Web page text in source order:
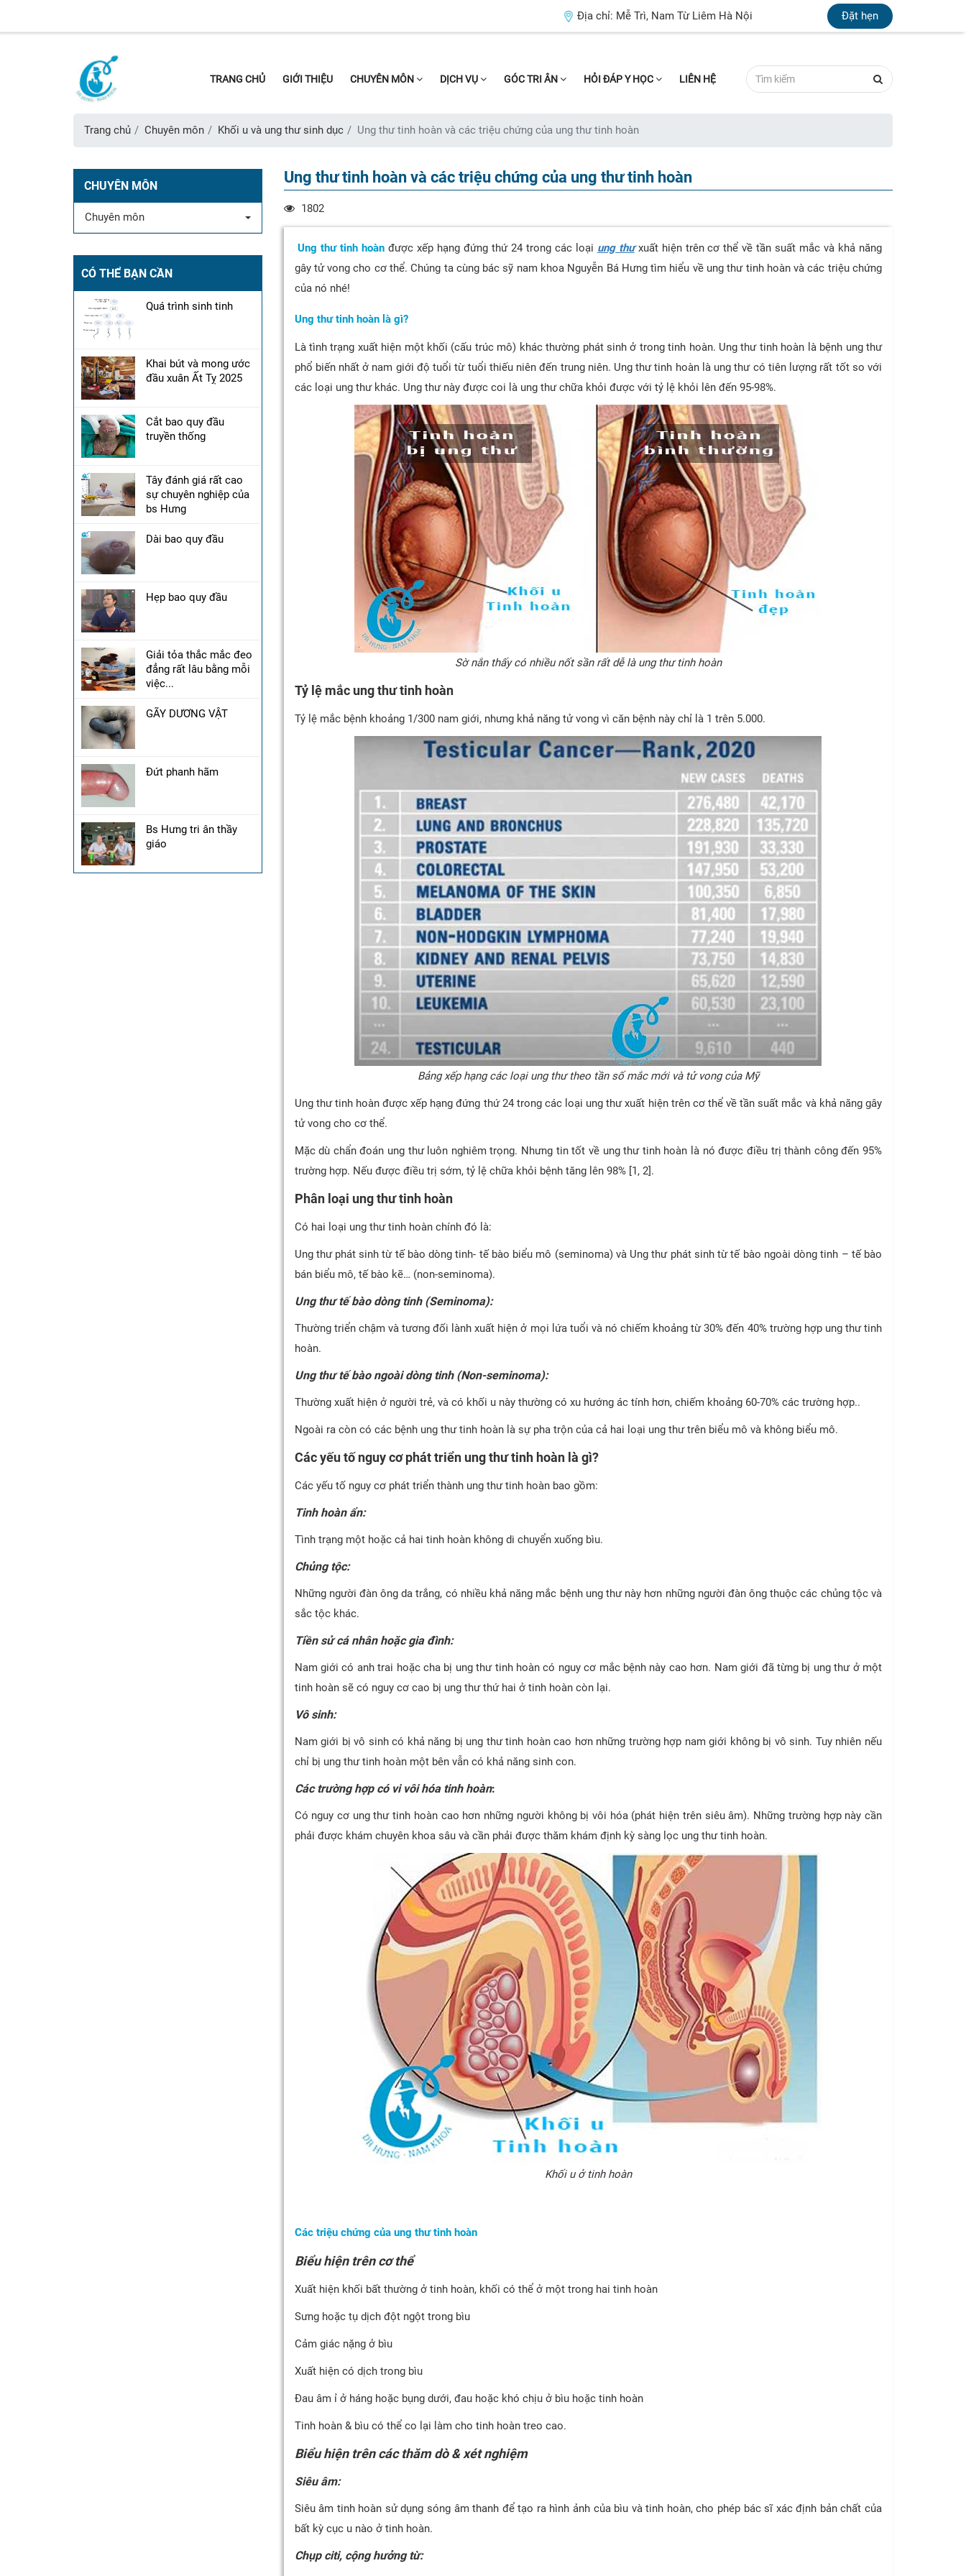
Địa chỉ: Mễ Trì, Nam Từ Liêm Hà Nội Đặt hẹn
TRANG CHỦ GIỚI THIỆU CHUYÊN MÔN DỊCH VỤ GÓC TRI ÂN HỎI ĐÁP Y HỌC LIÊN HỆ
Trang chủ Chuyên môn Khối u và ung thư sinh dục Ung thư tinh hoàn và các triệu chứng của ung thư tinh hoàn
CHUYÊN MÔN
Chuyên môn
CÓ THỂ BẠN CẦN
Quá trình sinh tinh
Khai bút và mong ước
đầu xuân Ất Tỵ 2025
Cắt bao quy đầu
truyền thống
Tây đánh giá rất cao
sự chuyên nghiệp của
bs Hưng
Dài bao quy đầu
Hẹp bao quy đầu
Giải tỏa thắc mắc đeo
đẳng rất lâu bằng mỗi
việc...
GÃY DƯƠNG VẬT
Đứt phanh hãm
Bs Hưng tri ân thầy
giáo
Ung thư tinh hoàn và các triệu chứng của ung thư tinh hoàn
1802
Ung thư tinh hoàn được xếp hạng đứng thứ 24 trong các loại ung thưxuất hiện trên cơ thể về tần suất mắc và khả năng
gây tử vong cho cơ thể. Chúng ta cùng bác sỹ nam khoa Nguyễn Bá Hưng tìm hiểu về ung thư tinh hoàn và các triệu chứng
của nó nhé!
Ung thư tinh hoàn là gì?
Là tình trạng xuất hiện một khối (cấu trúc mô) khác thường phát sinh ở trong tinh hoàn. Ung thư tinh hoàn là bệnh ung thư
phổ biến nhất ở nam giới độ tuổi từ tuổi thiếu niên đến trung niên. Ung thư tinh hoàn là ung thư có tiên lượng rất tốt so với
các loại ung thư khác. Ung thư này được coi là ung thư chữa khỏi được với tỷ lệ khỏi lên đến 95-98%.
Sờ nắn thấy có nhiều nốt sần rất dễ là ung thư tinh hoàn
Tỷ lệ mắc ung thư tinh hoàn
Tỷ lệ mắc bệnh khoảng 1/300 nam giới, nhưng khả năng tử vong vì căn bệnh này chỉ là 1 trên 5.000.
Bảng xếp hạng các loại ung thư theo tần số mắc mới và tử vong của Mỹ
Ung thư tinh hoàn được xếp hạng đứng thứ 24 trong các loại ung thư xuất hiện trên cơ thể về tần suất mắc và khả năng gây
tử vong cho cơ thể.
Mặc dù chẩn đoán ung thư luôn nghiêm trọng. Nhưng tin tốt về ung thư tinh hoàn là nó được điều trị thành công đến 95%
trường hợp. Nếu được điều trị sớm, tỷ lệ chữa khỏi bệnh tăng lên 98% [1, 2].
Phân loại ung thư tinh hoàn
Có hai loại ung thư tinh hoàn chính đó là:
Ung thư phát sinh từ tế bào dòng tinh- tế bào biểu mô (seminoma) và Ung thư phát sinh từ tế bào ngoài dòng tinh – tế bào
bán biểu mô, tế bào kẽ… (non-seminoma).
Ung thư tế bào dòng tinh (Seminoma):
Thường triển chậm và tương đối lành xuất hiện ở mọi lứa tuổi và nó chiếm khoảng từ 30% đến 40% trường hợp ung thư tinh
hoàn.
Ung thư tế bào ngoài dòng tinh (Non-seminoma):
Thường xuất hiện ở người trẻ, và có khối u này thường có xu hướng ác tính hơn, chiếm khoảng 60-70% các trường hợp..
Ngoài ra còn có các bệnh ung thư tinh hoàn là sự pha trộn của cả hai loại ung thư trên biểu mô và không biểu mô.
Các yếu tố nguy cơ phát triển ung thư tinh hoàn là gì?
Các yếu tố nguy cơ phát triển thành ung thư tinh hoàn bao gồm:
Tinh hoàn ẩn:
Tình trạng một hoặc cả hai tinh hoàn không di chuyển xuống bìu.
Chủng tộc:
Những người đàn ông da trắng, có nhiều khả năng mắc bệnh ung thư này hơn những người đàn ông thuộc các chủng tộc và
sắc tộc khác.
Tiền sử cá nhân hoặc gia đình:
Nam giới có anh trai hoặc cha bị ung thư tinh hoàn có nguy cơ mắc bệnh này cao hơn. Nam giới đã từng bị ung thư ở một
tinh hoàn sẽ có nguy cơ cao bị ung thư thứ hai ở tinh hoàn còn lại.
Vô sinh:
Nam giới bị vô sinh có khả năng bị ung thư tinh hoàn cao hơn những trường hợp nam giới không bị vô sinh. Tuy nhiên nếu
chỉ bị ung thư tinh hoàn một bên vẫn có khả năng sinh con.
Các trường hợp có vi vôi hóa tinh hoàn:
Có nguy cơ ung thư tinh hoàn cao hơn những người không bị vôi hóa (phát hiện trên siêu âm). Những trường hợp này cần
phải được khám chuyên khoa sâu và cần phải được thăm khám định kỳ sàng lọc ung thư tinh hoàn.
Khối u ở tinh hoàn
Các triệu chứng của ung thư tinh hoàn
Biểu hiện trên cơ thể
Xuất hiện khối bất thường ở tinh hoàn, khối có thể ở một trong hai tinh hoàn
Sưng hoặc tụ dịch đột ngột trong bìu
Cảm giác nặng ở bìu
Xuất hiện có dịch trong bìu
Đau âm ỉ ở háng hoặc bụng dưới, đau hoặc khó chịu ở bìu hoặc tinh hoàn
Tinh hoàn & bìu có thể co lại làm cho tinh hoàn treo cao.
Biểu hiện trên các thăm dò & xét nghiệm
Siêu âm:
Siêu âm tinh hoàn sử dụng sóng âm thanh để tạo ra hình ảnh của bìu và tinh hoàn, cho phép bác sĩ xác định bản chất của
bất kỳ cục u nào ở tinh hoàn.
Chụp citi, cộng hưởng từ: